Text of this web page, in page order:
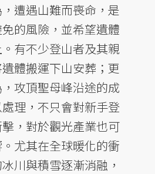
遭遇山難而喪命，是
的風險，並希望遺體
有不少登山者及其親
體搬運下山安葬；更
攻頂聖母峰沿途的成
理，不只會對新手登
，對於觀光產業也可
尤其在全球暖化的衝
川與積雪逐漸消融，